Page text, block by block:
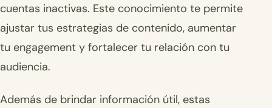
cuentas inactivas. Este conocimiento te permite
ajustar tus estrategias de contenido, aumentar
tu engagement y fortalecer tu relación con tu
audiencia.
Además de brindar información útil, estas